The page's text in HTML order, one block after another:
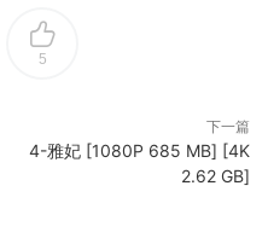
5
下一篇
4-雅妃 [1080P 685 MB] [4K
2.62 GB]